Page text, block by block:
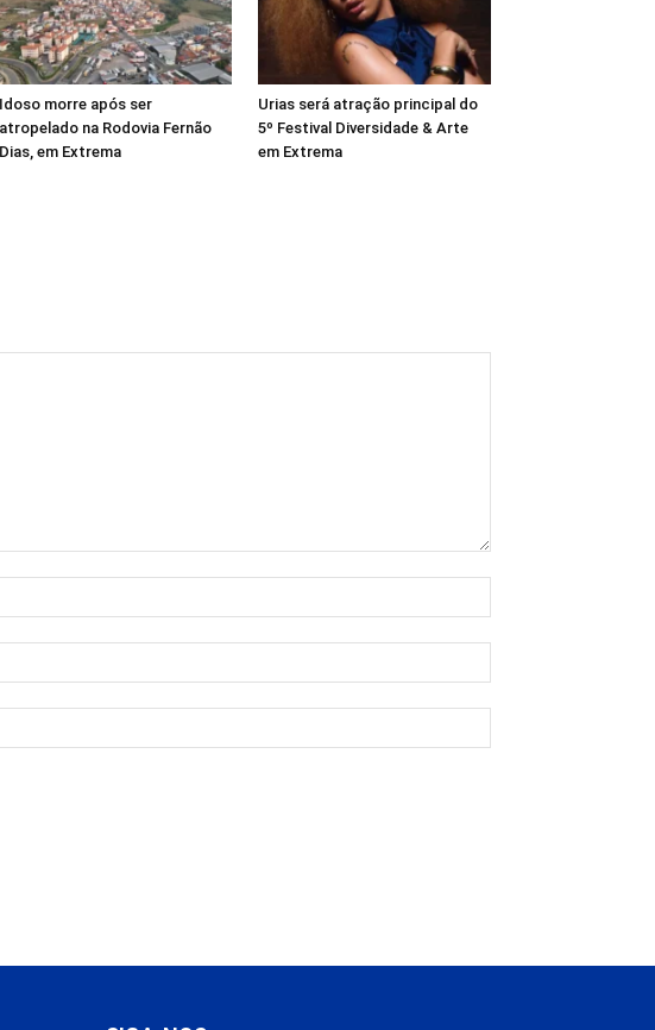
Idoso morre após ser
atropelado na Rodovia Fernão
Dias, em Extrema
Urias será atração principal do
5º Festival Diversidade & Arte
em Extrema